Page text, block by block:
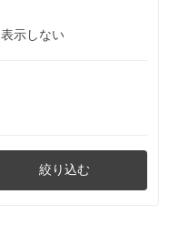
表示しない
絞り込む